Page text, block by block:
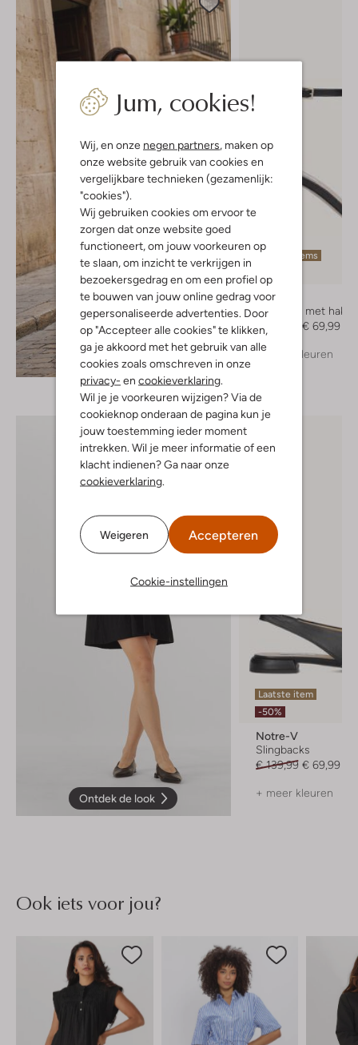
Jum, cookies!
Wij, en onze negen partners, maken op
onze website gebruik van cookies en
vergelijkbare technieken (gezamenlijk:
"cookies").
Wij gebruiken cookies om ervoor te
zorgen dat onze website goed
functioneert, om jouw voorkeuren op
te slaan, om inzicht te verkrijgen in
bezoekersgedrag en om een profiel op
te bouwen van jouw online gedrag voor
gepersonaliseerde advertenties. Door
op "Accepteer alle cookies" te klikken,
ga je akkoord met het gebruik van alle
cookies zoals omschreven in onze
privacy- en cookieverklaring.
Wil je je voorkeuren wijzigen? Via de
cookieknop onderaan de pagina kun je
jouw toestemming ieder moment
intrekken. Wil je meer informatie of een
klacht indienen? Ga naar onze
cookieverklaring.
Weigeren Accepteren
Cookie-instellingen
Ontdek de look
Laatste items
Notre-V
Sandalen met hak
€ 139,99
€ 69,99
+ meer kleuren
Ontdek de look
Laatste item
-50%
Notre-V
Slingbacks
€ 139,99 € 69,99
+ meer kleuren
Ook iets voor jou?